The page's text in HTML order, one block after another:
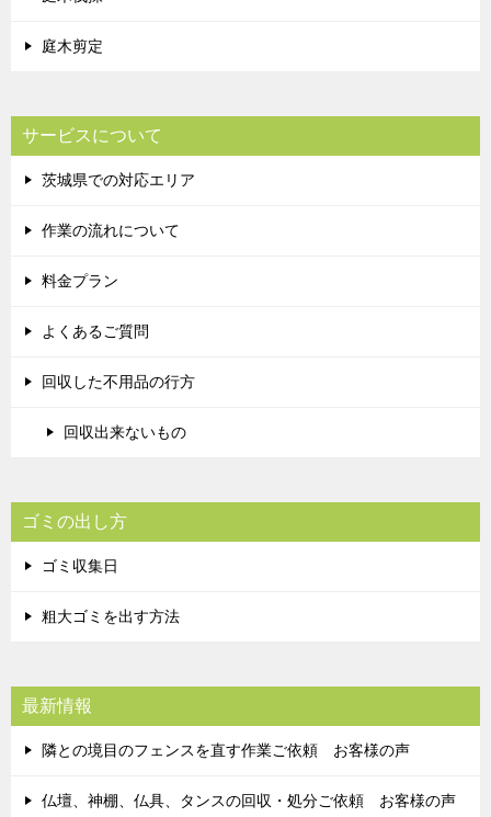
庭木剪定
サービスについて
茨城県での対応エリア
作業の流れについて
料金プラン
よくあるご質問
回収した不用品の行方
回収出来ないもの
ゴミの出し方
ゴミ収集日
粗大ゴミを出す方法
最新情報
隣との境目のフェンスを直す作業ご依頼 お客様の声
仏壇、神棚、仏具、タンスの回収・処分ご依頼 お客様の声